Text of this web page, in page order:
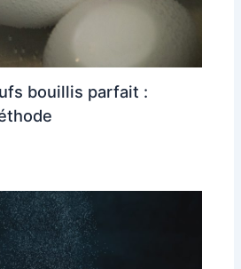
bouillis parfait :